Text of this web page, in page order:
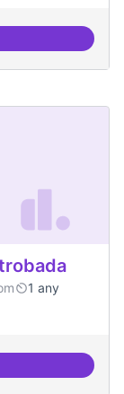
1 any
sigui punt de